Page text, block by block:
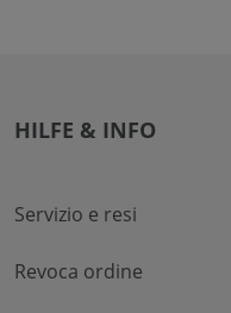
HILFE & INFO
Servizio e resi
Revoca ordine